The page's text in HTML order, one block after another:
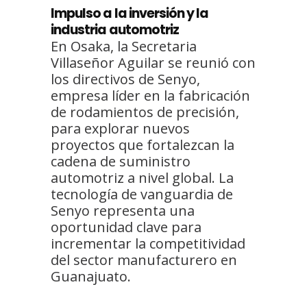
Impulso a la inversión y la
industria automotriz
En Osaka, la Secretaria
Villaseñor Aguilar se reunió con
los directivos de Senyo,
empresa líder en la fabricación
de rodamientos de precisión,
para explorar nuevos
proyectos que fortalezcan la
cadena de suministro
automotriz a nivel global. La
tecnología de vanguardia de
Senyo representa una
oportunidad clave para
incrementar la competitividad
del sector manufacturero en
Guanajuato.